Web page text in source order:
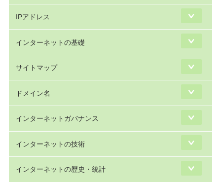
IPアドレス
インターネットの基礎
サイトマップ
ドメイン名
インターネットガバナンス
インターネットの技術
インターネットの歴史・統計